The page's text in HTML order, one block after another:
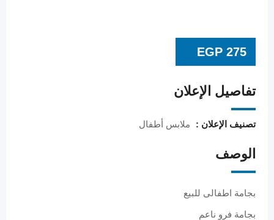
EGP 275
تفاصيل الإعلان
تصنيف الإعلان : ملابس أطفال
الوصف
بجامة اطفالى للبيع
بجامة فرو ناعم